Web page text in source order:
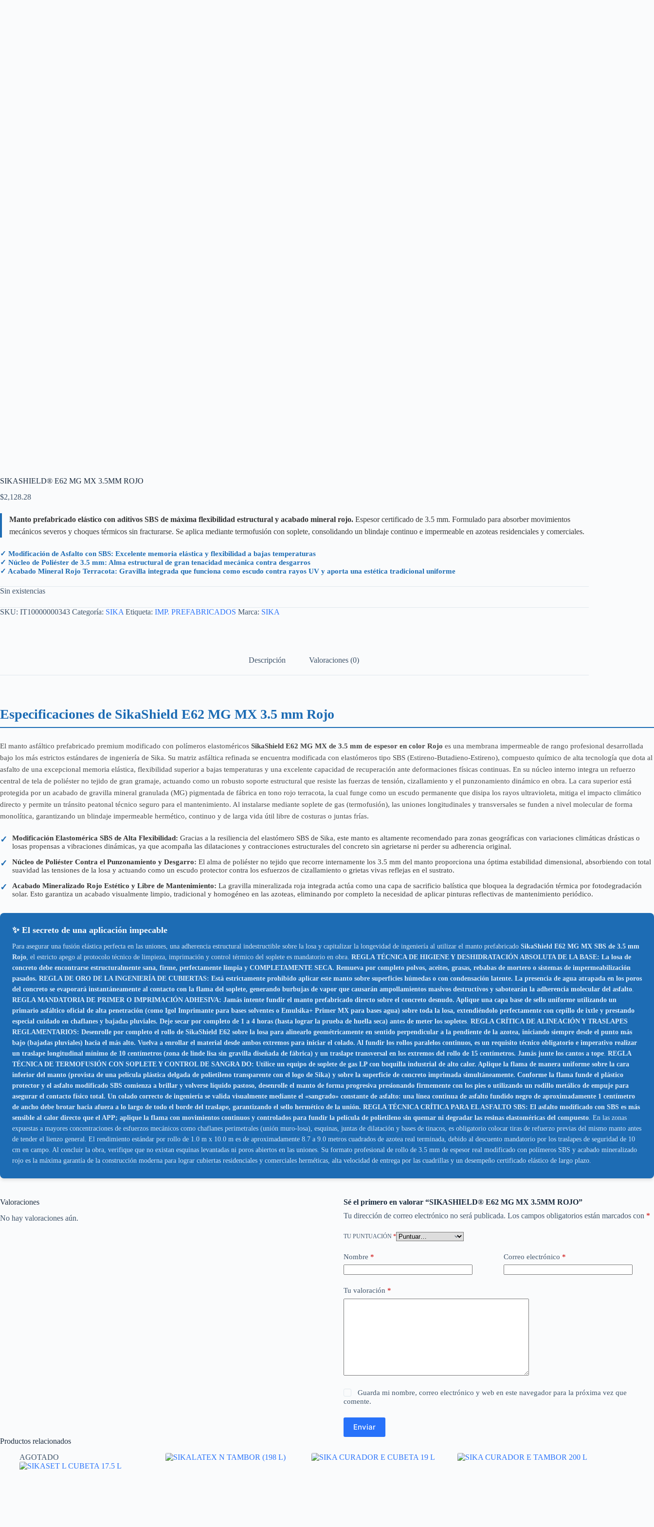
SIKASHIELD® E62 MG MX 3.5MM ROJO
$2,128.28
Manto prefabricado elástico con aditivos SBS de máxima flexibilidad estructural y acabado mineral rojo. Espesor certificado de 3.5 mm. Formulado para absorber movimientos
mecánicos severos y choques térmicos sin fracturarse. Se aplica mediante termofusión con soplete, consolidando un blindaje continuo e impermeable en azoteas residenciales y comerciales.
✓ Modificación de Asfalto con SBS: Excelente memoria elástica y flexibilidad a bajas temperaturas
✓ Núcleo de Poliéster de 3.5 mm: Alma estructural de gran tenacidad mecánica contra desgarros
✓ Acabado Mineral Rojo Terracota: Gravilla integrada que funciona como escudo contra rayos UV y aporta una estética tradicional uniforme
Sin existencias
SKU: IT10000000343 Categoría: SIKA Etiqueta: IMP. PREFABRICADOS Marca: SIKA
Descripción Valoraciones (0)
Especificaciones de SikaShield E62 MG MX 3.5 mm Rojo
El manto asfáltico prefabricado premium modificado con polímeros elastoméricos SikaShield E62 MG MX de 3.5 mm de espesor en color Rojo es una membrana impermeable de rango profesional desarrollada
bajo los más estrictos estándares de ingeniería de Sika. Su matriz asfáltica refinada se encuentra modificada con elastómeros tipo SBS (Estireno-Butadieno-Estireno), compuesto químico de alta tecnología que dota al
asfalto de una excepcional memoria elástica, flexibilidad superior a bajas temperaturas y una excelente capacidad de recuperación ante deformaciones físicas continuas. En su núcleo interno integra un refuerzo
central de tela de poliéster no tejido de gran gramaje, actuando como un robusto soporte estructural que resiste las fuerzas de tensión, cizallamiento y el punzonamiento dinámico en obra. La cara superior está
protegida por un acabado de gravilla mineral granulada (MG) pigmentada de fábrica en tono rojo terracota, la cual funge como un escudo permanente que disipa los rayos ultravioleta, mitiga el impacto climático
directo y permite un tránsito peatonal técnico seguro para el mantenimiento. Al instalarse mediante soplete de gas (termofusión), las uniones longitudinales y transversales se funden a nivel molecular de forma
monolítica, garantizando un blindaje impermeable hermético, continuo y de larga vida útil libre de costuras o juntas frías.
✓ Modificación Elastomérica SBS de Alta Flexibilidad: Gracias a la resiliencia del elastómero SBS de Sika, este manto es altamente recomendado para zonas geográficas con variaciones climáticas drásticas o
losas propensas a vibraciones dinámicas, ya que acompaña las dilataciones y contracciones estructurales del concreto sin agrietarse ni perder su adherencia original.
✓ Núcleo de Poliéster Contra el Punzonamiento y Desgarro: El alma de poliéster no tejido que recorre internamente los 3.5 mm del manto proporciona una óptima estabilidad dimensional, absorbiendo con total
suavidad las tensiones de la losa y actuando como un escudo protector contra los esfuerzos de cizallamiento o grietas vivas reflejas en el sustrato.
✓ Acabado Mineralizado Rojo Estético y Libre de Mantenimiento: La gravilla mineralizada roja integrada actúa como una capa de sacrificio balística que bloquea la degradación térmica por fotodegradación
solar. Esto garantiza un acabado visualmente limpio, tradicional y homogéneo en las azoteas, eliminando por completo la necesidad de aplicar pinturas reflectivas de mantenimiento periódico.
✨ El secreto de una aplicación impecable
Para asegurar una fusión elástica perfecta en las uniones, una adherencia estructural indestructible sobre la losa y capitalizar la longevidad de ingeniería al utilizar el manto prefabricado SikaShield E62 MG MX SBS de 3.5 mm
Rojo , el estricto apego al protocolo técnico de limpieza, imprimación y control térmico del soplete es mandatorio en obra. REGLA TÉCNICA DE HIGIENE Y DESHIDRATACIÓN ABSOLUTA DE LA BASE: La losa de
concreto debe encontrarse estructuralmente sana, firme, perfectamente limpia y COMPLETAMENTE SECA. Remueva por completo polvos, aceites, grasas, rebabas de mortero o sistemas de impermeabilización
pasados. REGLA DE ORO DE LA INGENIERÍA DE CUBIERTAS: Está estrictamente prohibido aplicar este manto sobre superficies húmedas o con condensación latente. La presencia de agua atrapada en los poros
del concreto se evaporará instantáneamente al contacto con la flama del soplete, generando burbujas de vapor que causarán ampollamientos masivos destructivos y sabotearán la adherencia molecular del asfalto
REGLA MANDATORIA DE PRIMER O IMPRIMACIÓN ADHESIVA: Jamás intente fundir el manto prefabricado directo sobre el concreto desnudo. Aplique una capa base de sello uniforme utilizando un
primario asfáltico oficial de alta penetración (como Igol Imprimante para bases solventes o Emulsika+ Primer MX para bases agua) sobre toda la losa, extendiéndolo perfectamente con cepillo de ixtle y prestando
especial cuidado en chaflanes y bajadas pluviales. Deje secar por completo de 1 a 4 horas (hasta lograr la prueba de huella seca) antes de meter los sopletes REGLA CRÍTICA DE ALINEACIÓN Y TRASLAPES
REGLAMENTARIOS: Desenrolle por completo el rollo de SikaShield E62 sobre la losa para alinearlo geométricamente en sentido perpendicular a la pendiente de la azotea, iniciando siempre desde el punto más
bajo (bajadas pluviales) hacia el más alto. Vuelva a enrollar el material desde ambos extremos para iniciar el colado. Al fundir los rollos paralelos continuos, es un requisito técnico obligatorio e imperativo realizar
un traslape longitudinal mínimo de 10 centímetros (zona de linde lisa sin gravilla diseñada de fábrica) y un traslape transversal en los extremos del rollo de 15 centímetros. Jamás junte los cantos a tope REGLA
TÉCNICA DE TERMOFUSIÓN CON SOPLETE Y CONTROL DE SANGRA DO: Utilice un equipo de soplete de gas LP con boquilla industrial de alto calor. Aplique la flama de manera uniforme sobre la cara
inferior del manto (provista de una película plástica delgada de polietileno transparente con el logo de Sika) y sobre la superficie de concreto imprimada simultáneamente. Conforme la flama funde el plástico
protector y el asfalto modificado SBS comienza a brillar y volverse líquido pastoso, desenrolle el manto de forma progresiva presionando firmemente con los pies o utilizando un rodillo metálico de empuje para
asegurar el contacto físico total. Un colado correcto de ingeniería se valida visualmente mediante el «sangrado» constante de asfalto: una línea continua de asfalto fundido negro de aproximadamente 1 centímetro
de ancho debe brotar hacia afuera a lo largo de todo el borde del traslape, garantizando el sello hermético de la unión. REGLA TÉCNICA CRÍTICA PARA EL ASFALTO SBS: El asfalto modificado con SBS es más
sensible al calor directo que el APP; aplique la flama con movimientos continuos y controlados para fundir la película de polietileno sin quemar ni degradar las resinas elastoméricas del compuesto . En las zonas
expuestas a mayores concentraciones de esfuerzos mecánicos como chaflanes perimetrales (unión muro-losa), esquinas, juntas de dilatación y bases de tinacos, es obligatorio colocar tiras de refuerzo previas del mismo manto antes
de tender el lienzo general. El rendimiento estándar por rollo de 1.0 m x 10.0 m es de aproximadamente 8.7 a 9.0 metros cuadrados de azotea real terminada, debido al descuento mandatorio por los traslapes de seguridad de 10
cm en campo. Al concluir la obra, verifique que no existan esquinas levantadas ni poros abiertos en las uniones. Su formato profesional de rollo de 3.5 mm de espesor real modificado con polímeros SBS y acabado mineralizado
rojo es la máxima garantía de la construcción moderna para lograr cubiertas residenciales y comerciales herméticas, alta velocidad de entrega por las cuadrillas y un desempeño certificado elástico de largo plazo.
Valoraciones
No hay valoraciones aún.
Sé el primero en valorar “SIKASHIELD® E62 MG MX 3.5MM ROJO”
Tu dirección de correo electrónico no será publicada. Los campos obligatorios están marcados con *
TU PUNTUACIÓN *
Nombre * Correo electrónico *
Tu valoración *
Guarda mi nombre, correo electrónico y web en este navegador para la próxima vez que
comente.
Enviar
Productos relacionados
AGOTADO